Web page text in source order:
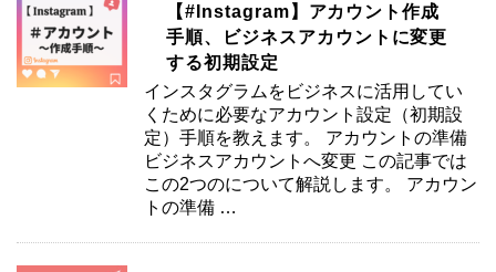
【#Instagram】アカウント作成
手順、ビジネスアカウントに変更
する初期設定
インスタグラムをビジネスに活用してい
くために必要なアカウント設定（初期設
定）手順を教えます。 アカウントの準備
ビジネスアカウントへ変更 この記事では
この2つのについて解説します。 アカウン
トの準備 …